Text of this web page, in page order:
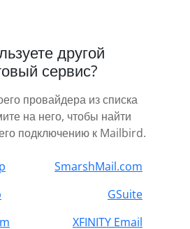
другой
сервис?
провайдера из списка
на него, чтобы найти
подключению к Mailbird.
SmarshMail.com
GSuite
XFINITY Email